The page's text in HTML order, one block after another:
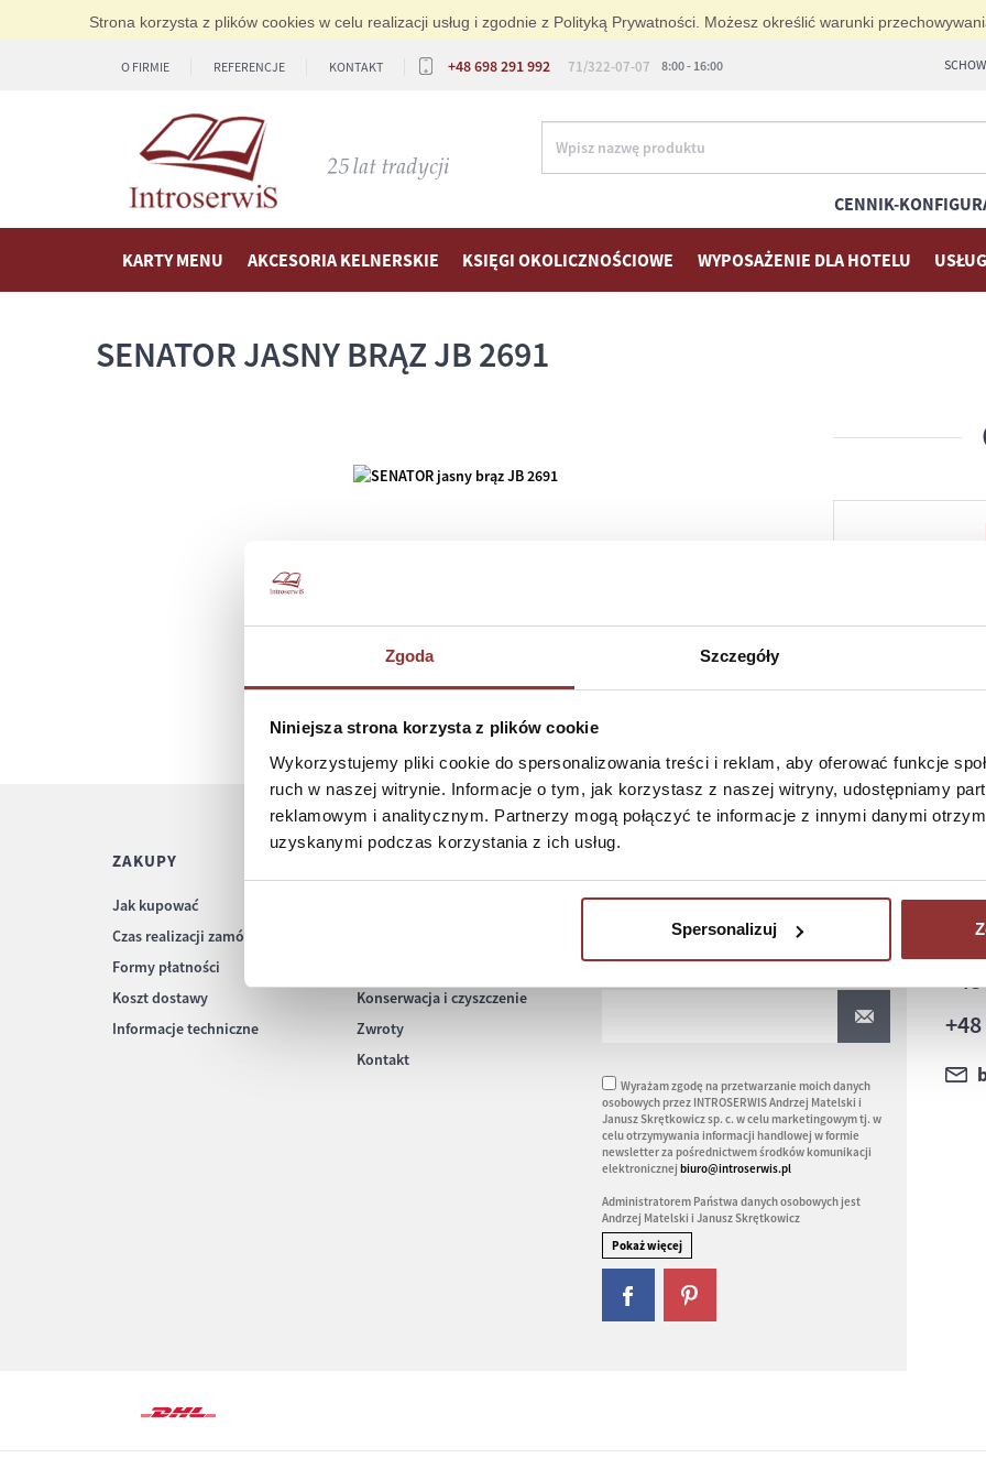
Zgoda Szczegóły
Niniejsza strona korzysta z plików cookie
Wykorzystujemy pliki cookie do spersonalizowania treści i reklam, aby oferować funkcje
ruch w naszej witrynie. Informacje o tym, jak korzystasz z naszej witryny, udostępniamy
reklamowym i analitycznym. Partnerzy mogą połączyć te informacje z innymi danymi
uzyskanymi podczas korzystania z ich usług.
Spersonalizuj
Strona korzysta z plików cookies w celu realizacji usług i zgodnie z Polityką Prywatności. Możesz określić warunki
O FIRMIE REFERENCJE KONTAKT +48 698 291 992 71/322-07-07 8:00 - 16:00
CENNIK-
KARTY MENU AKCESORIA KELNERSKIE KSIĘGI OKOLICZNOŚCIOWE WYPOSAŻENIE DLA HOTELU
SENATOR JASNY BRĄZ JB 2691
SZYBKI
ZAKUPY
Jak kupować
Czas realizacji zamówienia
Formy płatności
Koszt dostawy
Informacje techniczne
Konserwacja i czyszczenie
Zwroty
Kontakt
O NASZYCH PRODUKTACH PODAJ ADRES E-MAIL W
Wyrażam zgodę na przetwarzanie moich danych
osobowych przez INTROSERWIS Andrzej Matelski i
Janusz Skrętkowicz sp. c. w celu marketingowym tj. w
celu otrzymywania informacji handlowej w formie
newsletter za pośrednictwem środków komunikacji
elektronicznej biuro@introserwis.pl
Administratorem Państwa danych osobowych jest
Andrzej Matelski i Janusz Skrętkowicz
pn-
+48
+48
+48